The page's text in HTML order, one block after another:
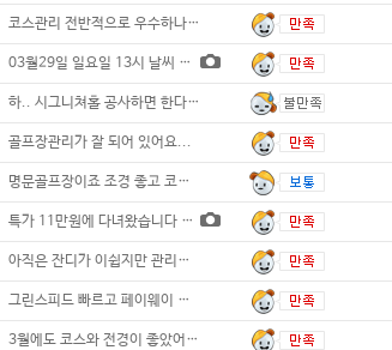
코스관리 전반적으로 우수하나 시그니처홀 공사
03월29일 일요일 13시 날씨 좋고 잔디
하.. 시그니쳐홀 공사하면 한다 미리공지 해
골프장관리가 잘 되어 있어요...
명문골프장이죠 조경 좋고 코스도 좋고 캐
특가 11만원에 다녀왔습니다 여전히 잔디 좋
아직은 잔디가 이쉽지만 관리를 잘하고 있는듯
그린스피드 빠르고 페이웨이 관리도 굳\~..
3월에도 코스와 전경이 좋았어요...